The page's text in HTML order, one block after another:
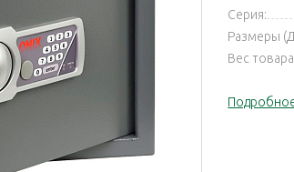
Серия:
Размеры
Вес